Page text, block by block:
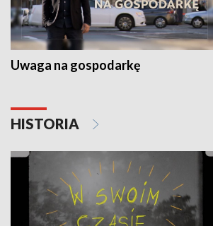
Uwaga na gospodarkę
HISTORIA